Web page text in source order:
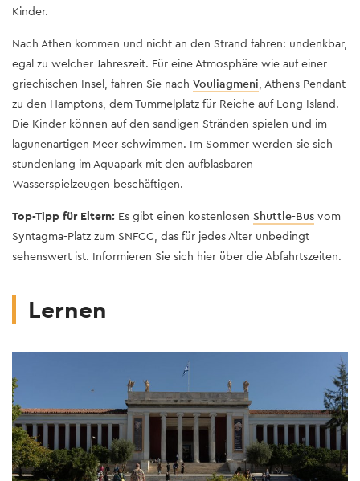
Kinder.
Nach Athen kommen und nicht an den Strand fahren: undenkbar,
egal zu welcher Jahreszeit. Für eine Atmosphäre wie auf einer
griechischen Insel, fahren Sie nach Vouliagmeni, Athens Pendant
zu den Hamptons, dem Tummelplatz für Reiche auf Long Island.
Die Kinder können auf den sandigen Stränden spielen und im
lagunenartigen Meer schwimmen. Im Sommer werden sie sich
stundenlang im Aquapark mit den aufblasbaren
Wasserspielzeugen beschäftigen.
Top-Tipp für Eltern: Es gibt einen kostenlosen Shuttle-Bus vom
Syntagma-Platz zum SNFCC, das für jedes Alter unbedingt
sehenswert ist. Informieren Sie sich hier über die Abfahrtszeiten.
Lernen